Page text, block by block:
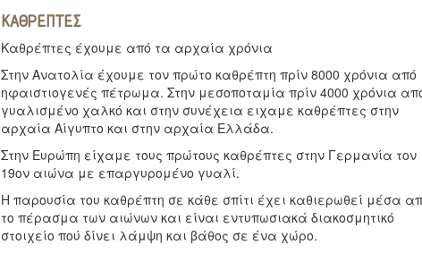
ΚΑΘΡΕΠΤΕΣ
Καθρέπτες έχουμε από τα αρχαία χρόνια
Στην Ανατολία έχουμε τον πρώτο καθρέπτη πρίν 8000 χρόνια από
ηφαιστιογενές πέτρωμα. Στην μεσοποταμία πρίν 4000 χρόνια
γυαλισμένο χαλκό και στην συνέχεια ειχαμε καθρέπτες στην
αρχαία Αίγυπτο και στην αρχαία Ελλάδα.
Στην Ευρώπη είχαμε τους πρώτους καθρέπτες στην Γερμανία τον
19ον αιώνα με επαργυρομένο γυαλί.
Η παρουσία του καθρέπτη σε κάθε σπίτι έχει καθιερωθεί μέσα
το πέρασμα των αιώνων και είναι εντυπωσιακά διακοσμητικό
στοιχείο πού δίνει λάμψη και βάθος σε ένα χώρο.